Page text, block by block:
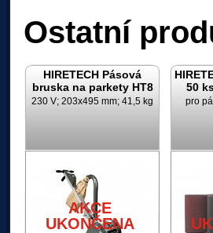
Ostatní
HIRETECH Pásová
bruska na parkety HT8
230 V; 203x495 mm; 41,5 kg
AKCE
UKONČENA
50
pro